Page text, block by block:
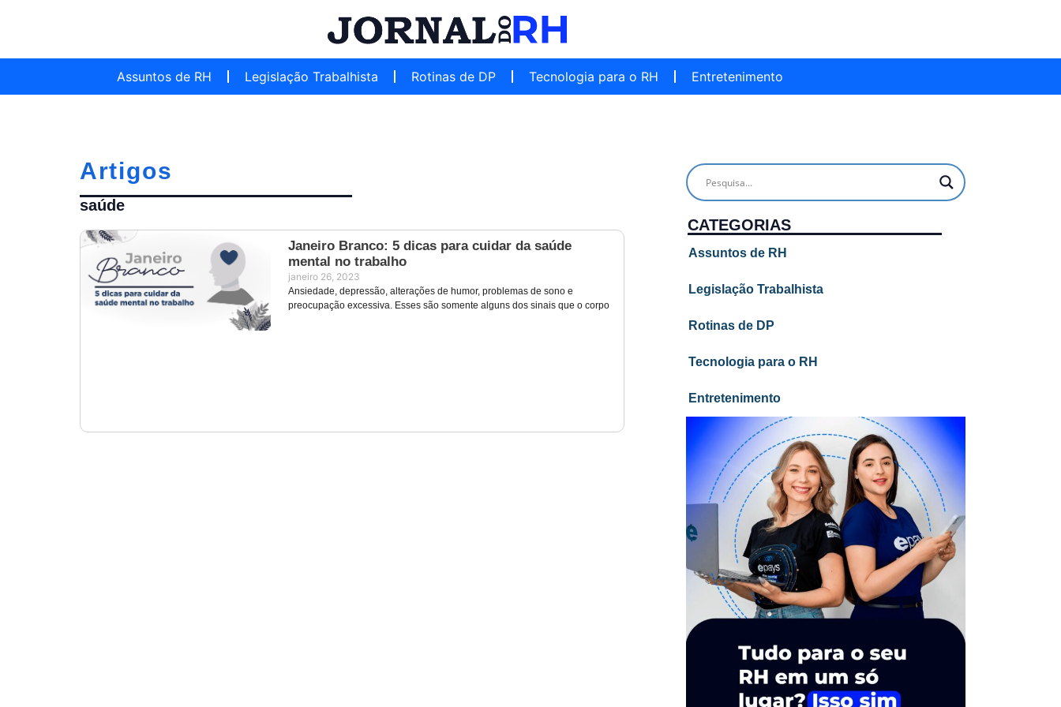
Assuntos de RH Legislação Trabalhista Rotinas de DP Tecnologia para o RH Entretenimento
Artigos
saúde
Janeiro Branco: 5 dicas para cuidar da saúde
mental no trabalho
janeiro 26, 2023
Ansiedade, depressão, alterações de humor, problemas de sono e
preocupação excessiva. Esses são somente alguns dos sinais que o corpo
CATEGORIAS
Assuntos de RH
Legislação Trabalhista
Rotinas de DP
Tecnologia para o RH
Entretenimento